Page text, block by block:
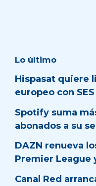
Lo último
Hispasat quiere
europeo con
Spotify suma
abonados a su
DAZN renueva
Premier League
Canal Red